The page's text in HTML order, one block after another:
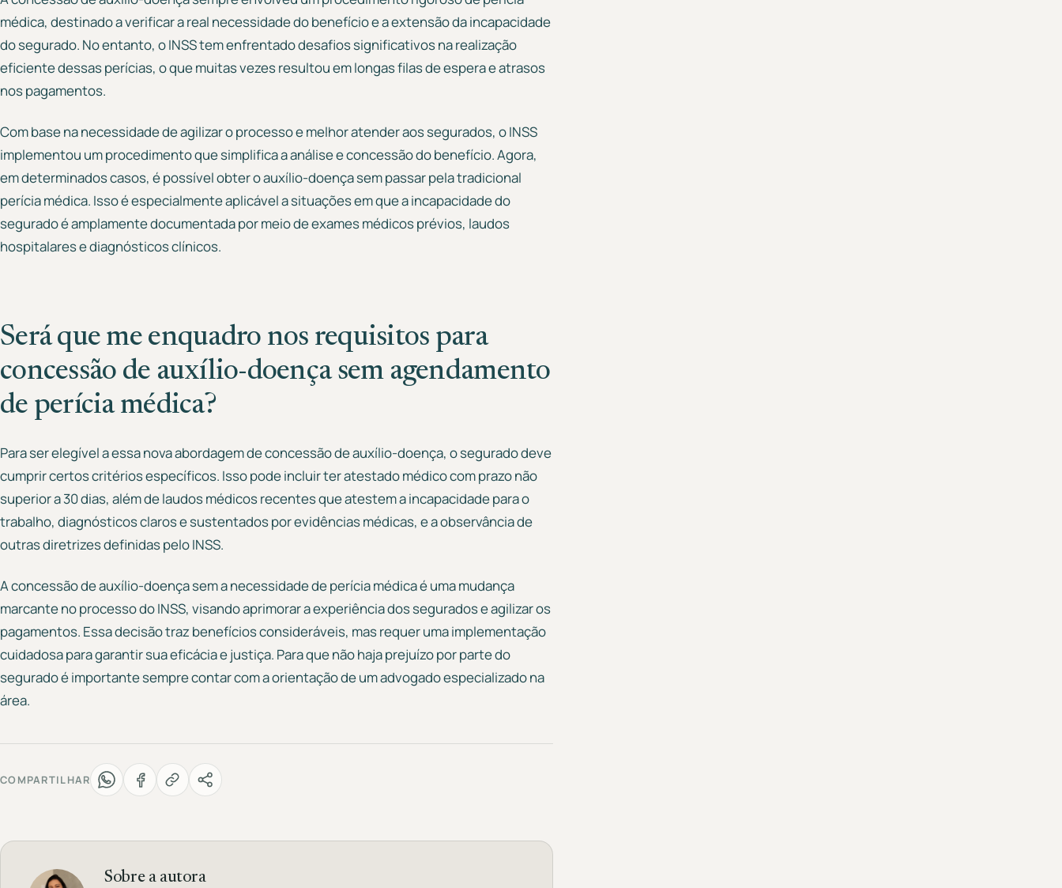
médica, destinado a verificar a real necessidade do benefício e a extensão da incapacidade
do segurado. No entanto, o INSS tem enfrentado desafios significativos na realização
eficiente dessas perícias, o que muitas vezes resultou em longas filas de espera e atrasos
nos pagamentos.
Com base na necessidade de agilizar o processo e melhor atender aos segurados, o INSS
implementou um procedimento que simplifica a análise e concessão do benefício. Agora,
em determinados casos, é possível obter o auxílio-doença sem passar pela tradicional
perícia médica. Isso é especialmente aplicável a situações em que a incapacidade do
segurado é amplamente documentada por meio de exames médicos prévios, laudos
hospitalares e diagnósticos clínicos.
Será que me enquadro nos requisitos para
concessão de auxílio-doença sem agendamento
de perícia médica?
Para ser elegível a essa nova abordagem de concessão de auxílio-doença, o segurado deve
cumprir certos critérios específicos. Isso pode incluir ter atestado médico com prazo não
superior a 30 dias, além de laudos médicos recentes que atestem a incapacidade para o
trabalho, diagnósticos claros e sustentados por evidências médicas, e a observância de
outras diretrizes definidas pelo INSS.
A concessão de auxílio-doença sem a necessidade de perícia médica é uma mudança
marcante no processo do INSS, visando aprimorar a experiência dos segurados e agilizar os
pagamentos. Essa decisão traz benefícios consideráveis, mas requer uma implementação
cuidadosa para garantir sua eficácia e justiça. Para que não haja prejuízo por parte do
segurado é importante sempre contar com a orientação de um advogado especializado na
área.
COMPARTILHAR
Sobre a autora